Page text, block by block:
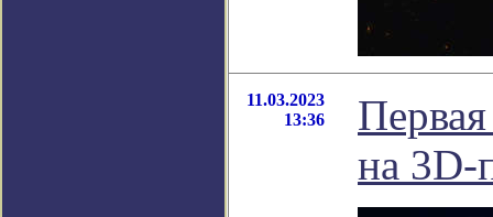
11.03.2023
13:36
на 3D-